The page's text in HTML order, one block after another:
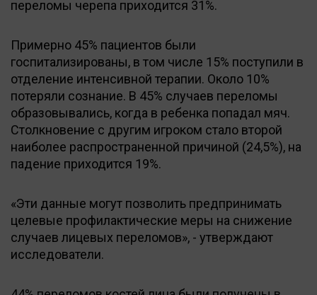
переломы черепа приходится 31%.
Примерно 45% пациентов были
госпитализированы, в том числе 15% поступили в
отделение интенсивной терапии. Около 10%
потеряли сознание. В 45% случаев переломы
образовывались, когда в ребенка попадал мяч.
Столкновение с другим игроком стало второй
наиболее распространенной причиной (24,5%), на
падение приходится 19%.
«Эти данные могут позволить предпринимать
целевые профилактические меры на снижение
случаев лицевых переломов», - утверждают
исследователи.